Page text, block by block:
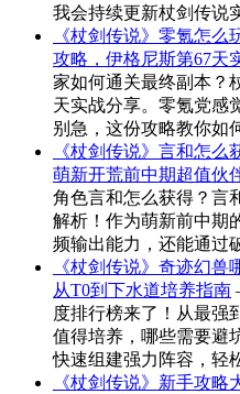
我会持续更新杖剑传说
《杖剑传说》零氪怎
攻略，伊格尼斯第67天
家如何通关最终副本？
天实战分享。零氪党感
别急，这份攻略教你如
《杖剑传说》言和怎么
萌新开荒前中期超值伙
角色言和怎么获得？言
解析！作为萌新前中期
频输出能力，还能通过
《杖剑传说》奇迹幻兽
从T0到下水道培养指南
度排行榜来了！从最强
值得培养，哪些需要避
快速组建强力阵容，轻
《杖剑传说》新手攻